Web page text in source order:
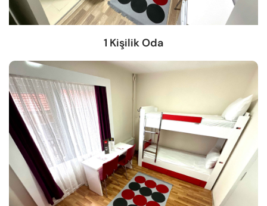
1 Kişilik Oda